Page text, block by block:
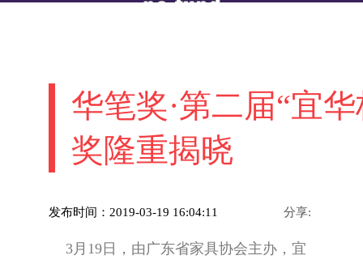
华笔奖·第二届“宜
奖隆重揭晓
发布时间：2019-03-19 16:04:11 分享:
3月19日，由广东省家具协会主办，宜